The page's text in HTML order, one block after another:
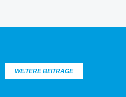
WEITERE BEITRÄGE